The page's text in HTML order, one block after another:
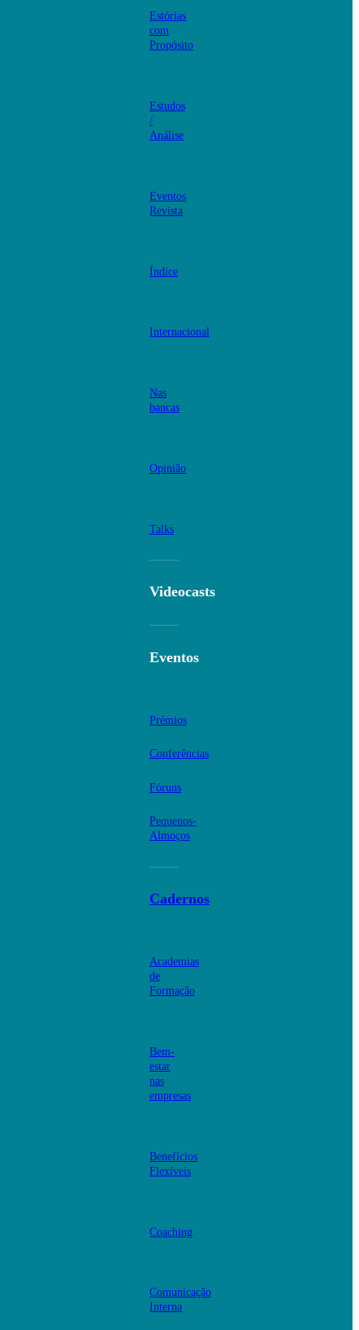
Estórias
com
Propósito
Estudos
/
Análise
Eventos
Revista
Índice
Internacional
Nas
bancas
Opinião
Talks
Videocasts
Eventos
Prémios
Conferências
Fóruns
Pequenos-
Almoços
Cadernos
Academias
de
Formação
Bem-
estar
nas
empresas
Benefícios
Flexíveis
Coaching
Comunicação
Interna